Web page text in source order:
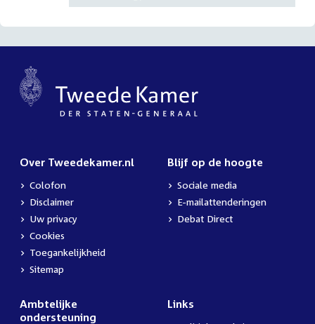
Over Tweedekamer.nl
Colofon
Disclaimer
Uw privacy
Cookies
Toegankelijkheid
Sitemap
Blijf op de hoogte
Sociale media
E-mailattenderingen
Debat Direct
Ambtelijke
ondersteuning
Links